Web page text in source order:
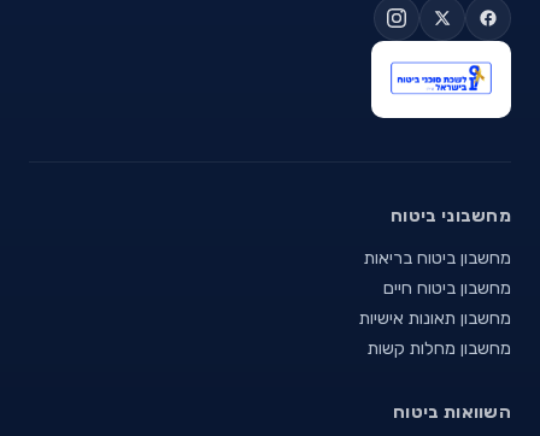
מחשבוני ביטוח
מחשבון ביטוח בריאות
מחשבון ביטוח חיים
מחשבון תאונות אישיות
מחשבון מחלות קשות
השוואות ביטוח